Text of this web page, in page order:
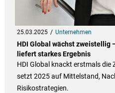
25.03.2025 Unternehmen
HDI Global wächst zweistellig
liefert starkes Ergebnis
HDI Global knackt erstmals die
setzt 2025 auf Mittelstand,
Risikostrategien.